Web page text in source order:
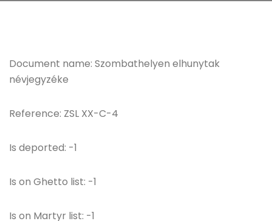
Document name: Szombathelyen elhunytak
névjegyzéke
Reference: ZSL XX-C-4
Is deported: -1
Is on Ghetto list: -1
Is on Martyr list: -1